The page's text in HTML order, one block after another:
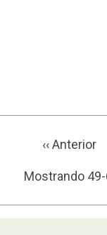
‹‹ Anterior
Mostrando